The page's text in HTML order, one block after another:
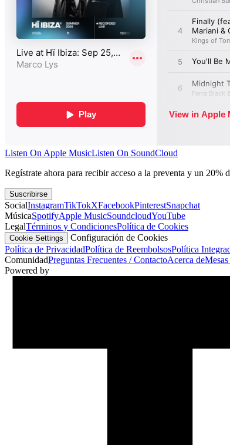
Listen On Apple MusicListen On SoundCloud
Regístrate ahora para recibir acceso a la preventa y un 20%
Suscribirse
SocialInstagramTikTokXFacebookPinterestSnapchat
MúsicaSpotifyApple MusicSoundcloudYouTube
LegalTérminos y CondicionesPolítica de Cookies
Cookie Settings
Configuración de Cookies
Política de PrivacidadPolítica de ReembolsosPolítica
ComunidadPreguntas Frecuentes / ContactoAcerca de
Powered by